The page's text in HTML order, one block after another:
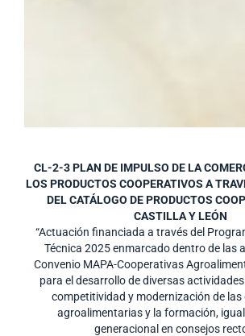
CL-2-3 PLAN DE IMPULSO DE LA
LOS PRODUCTOS COOPERATIVOS A
DEL CATÁLOGO DE PRODUCTOS
CASTILLA Y LEÓN
“Actuación financiada a través del
Técnica 2025 enmarcado dentro de las
Convenio MAPA-Cooperativas
para el desarrollo de diversas
competitividad y modernización de
agroalimentarias y la formación,
generacional en consejos